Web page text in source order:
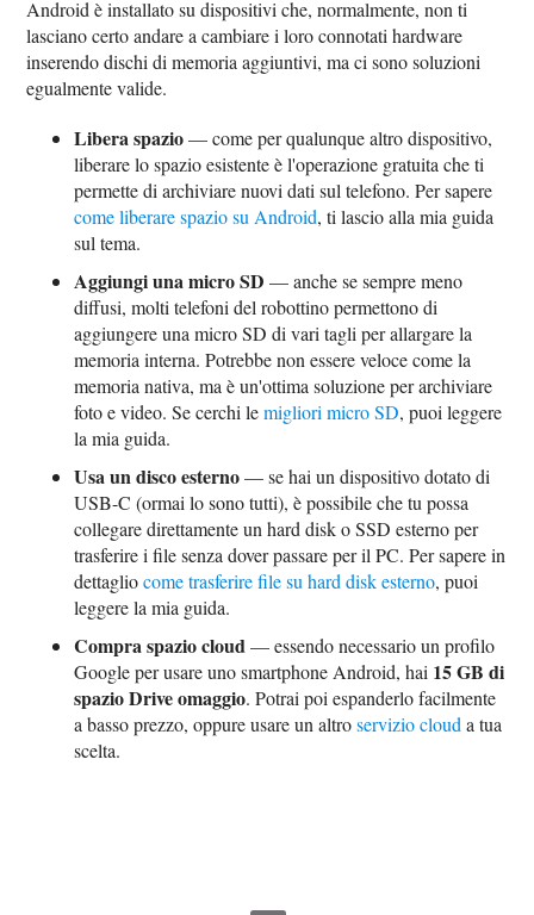
Android è installato su dispositivi che, normalmente, non ti
lasciano certo andare a cambiare i loro connotati hardware
inserendo dischi di memoria aggiuntivi, ma ci sono soluzioni
egualmente valide.
Libera spazio— come per qualunque altro dispositivo,
liberare lo spazio esistente è l'operazione gratuita che ti
permette di archiviare nuovi dati sul telefono. Per sapere
come liberare spazio su Android, ti lascio alla mia guida
sul tema.
Aggiungi una micro SD — anche se sempre meno
diffusi, molti telefoni del robottino permettono di
aggiungere una micro SD di vari tagli per allargare la
memoria interna. Potrebbe non essere veloce come la
memoria nativa, ma è un'ottima soluzione per archiviare
foto e video. Se cerchi lemigliori micro SD, puoi leggere
la mia guida.
Usa un disco esterno— se hai un dispositivo dotato di
USB-C (ormai lo sono tutti), è possibile che tu possa
collegare direttamente un hard disk o SSD esterno per
trasferire i file senza dover passare per il PC. Per sapere in
dettagliocome trasferire file su hard disk esterno, puoi
leggere la mia guida.
Compra spazio cloud— essendo necessario un profilo
Google per usare uno smartphone Android, hai 15 GB di
spazio Drive omaggio. Potrai poi espanderlo facilmente
a basso prezzo, oppure usare un altroservizio cloud a tua
scelta.